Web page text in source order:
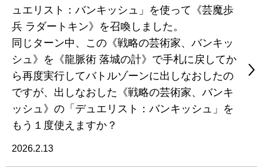
ュエリスト：バンキッシュ」を使って《芸魔歩
兵 ラダートキン》を召喚しました。
同じターン中、この《戦略の芸術家、バンキッ
シュ》を《龍脈術 落城の計》で手札に戻してか
ら再度実行してバトルゾーンに出しなおしたの
ですが、出しなおした《戦略の芸術家、バンキ
ッシュ》の「デュエリスト：バンキッシュ」を
もう１度使えますか？
2026.2.13